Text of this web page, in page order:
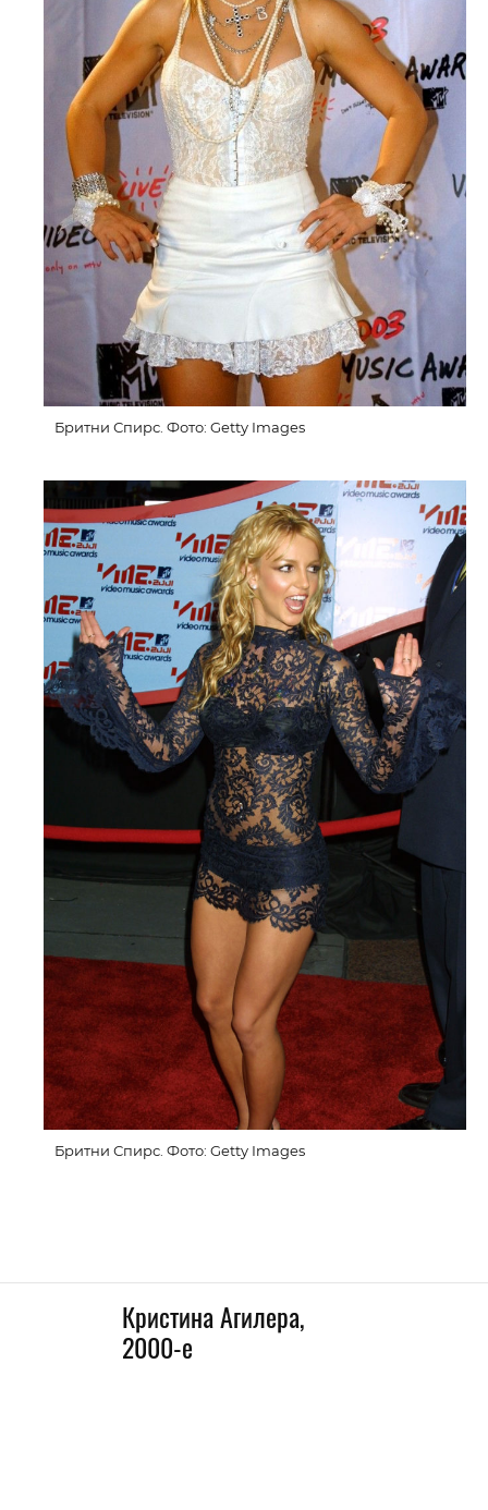
Бритни Спирс. Фото: Getty Images
Бритни Спирс. Фото: Getty Images
Кристина Агилера,
2000-е